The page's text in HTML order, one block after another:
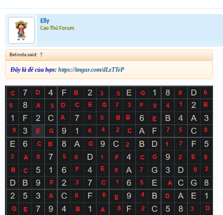
Elly
Cao Thủ Forum
Belinda said: ↑
Đây là đề của bạn: https://imgur.com/dLzTTeP